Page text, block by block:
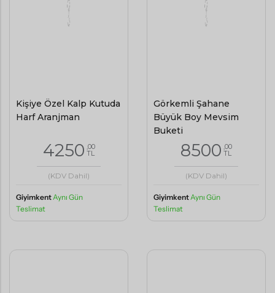
Kişiye Özel Kalp Kutuda
Harf Aranjman
4250 ,00
TL
(KDV Dahil)
GiyimkentAynı Gün
Teslimat
Görkemli Şahane
Büyük Boy Mevsim
Buketi
8500 ,00
TL
(KDV Dahil)
GiyimkentAynı Gün
Teslimat